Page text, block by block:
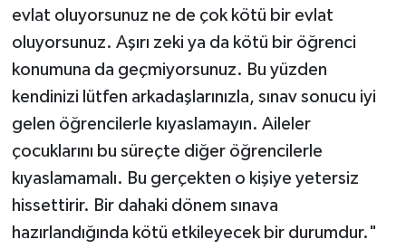
evlat oluyorsunuz ne de çok kötü bir evlat
oluyorsunuz. Aşırı zeki ya da kötü bir öğrenci
konumuna da geçmiyorsunuz. Bu yüzden
kendinizi lütfen arkadaşlarınızla, sınav sonucu iyi
gelen öğrencilerle kıyaslamayın. Aileler
çocuklarını bu süreçte diğer öğrencilerle
kıyaslamamalı. Bu gerçekten o kişiye yetersiz
hissettirir. Bir dahaki dönem sınava
hazırlandığında kötü etkileyecek bir durumdur."